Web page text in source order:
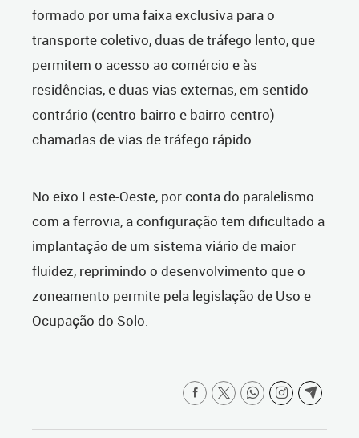
formado por uma faixa exclusiva para o
transporte coletivo, duas de tráfego lento, que
permitem o acesso ao comércio e às
residências, e duas vias externas, em sentido
contrário (centro-bairro e bairro-centro)
chamadas de vias de tráfego rápido.
No eixo Leste-Oeste, por conta do paralelismo
com a ferrovia, a configuração tem dificultado a
implantação de um sistema viário de maior
fluidez, reprimindo o desenvolvimento que o
zoneamento permite pela legislação de Uso e
Ocupação do Solo.